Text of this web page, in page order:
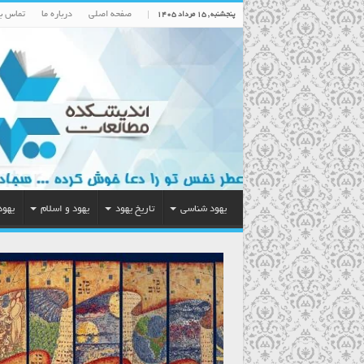
پنجشنبه , ۱۵ مرداد ۱۴۰۵ صفحه اصلی درباره ما تماس
یهود شناسی تاریخ یهود یهود و اسلام